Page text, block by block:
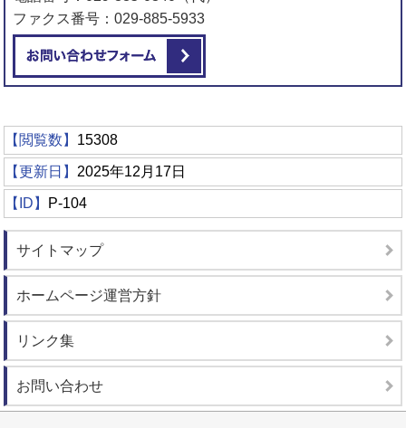
ファクス番号：029-885-5933
【閲覧数】 15308
【更新日】 2025年12月17日
【ID】 P-104
サイトマップ
ホームページ運営方針
リンク集
お問い合わせ